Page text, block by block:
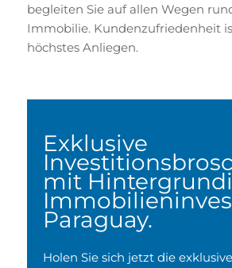
begleiten Sie auf allen Wegen
Immobilie. Kundenzufriedenheit
höchstes Anliegen.
Exklusive
mit
Paraguay.
Holen Sie sich jetzt die exklusive